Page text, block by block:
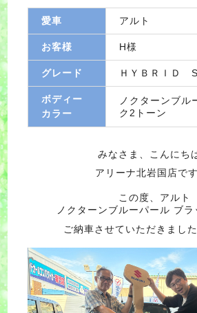
愛車 アルト
お客様 H様
グレード ＨＹＢＲＩＤ
ボディー
カラー
ノクターンブル
ク2トーン
みなさま、こんにち
アリーナ北岩国店です
この度、アルト
ノクターンブルーパール ブ
ご納車させていただきました